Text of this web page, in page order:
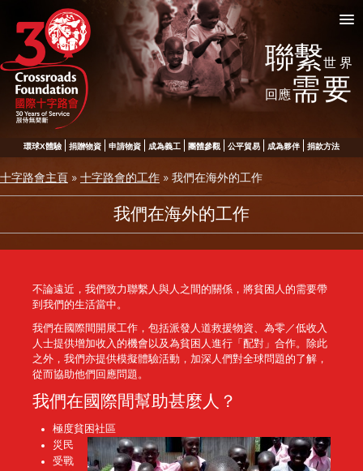
聯繫世界
回應需要
環球X體驗 捐贈物資 申請物資 成為義工 團體參觀 公平貿易 成為夥伴 捐款方法
十字路會主頁 » 十字路會的工作 » 我們在海外的工作
我們在海外的工作
不論遠近，我們致力聯繫人與人之間的關係，將貧困人的需要帶
到我們的生活當中。
我們在國際間開展工作，包括派發人道救援物資、為零／低收入
人士提供增加收入的機會以及為貧困人進行「配對」合作。除此
之外，我們亦提供模擬體驗活動，加深人們對全球問題的了解，
從而協助他們回應問題。
我們在國際間幫助甚麼人？
極度貧困社區
災民
受戰